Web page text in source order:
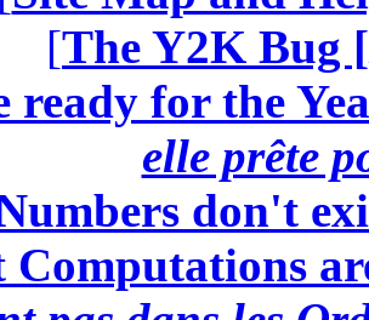
[The Y2K Bug [
ready for the
elle prête
don't
Computations